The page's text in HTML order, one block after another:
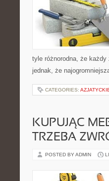
tyle różnorodna, że
jednak, że
CATEGORIES:
KUPUJĄC
TRZEBA
POSTED BY ADMIN